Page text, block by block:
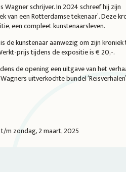
Wagner schrijver. In 2024 schreef hij zijn
van een Rotterdamse tekenaar’. Deze
een compleet kunstenaarsleven.
is de kunstenaar aanwezig om zijn kroniek
prijs tijdens de expositie is € 20,-.
de opening een uitgave van het
uitverkochte bundel
t/m zondag, 2 maart, 2025